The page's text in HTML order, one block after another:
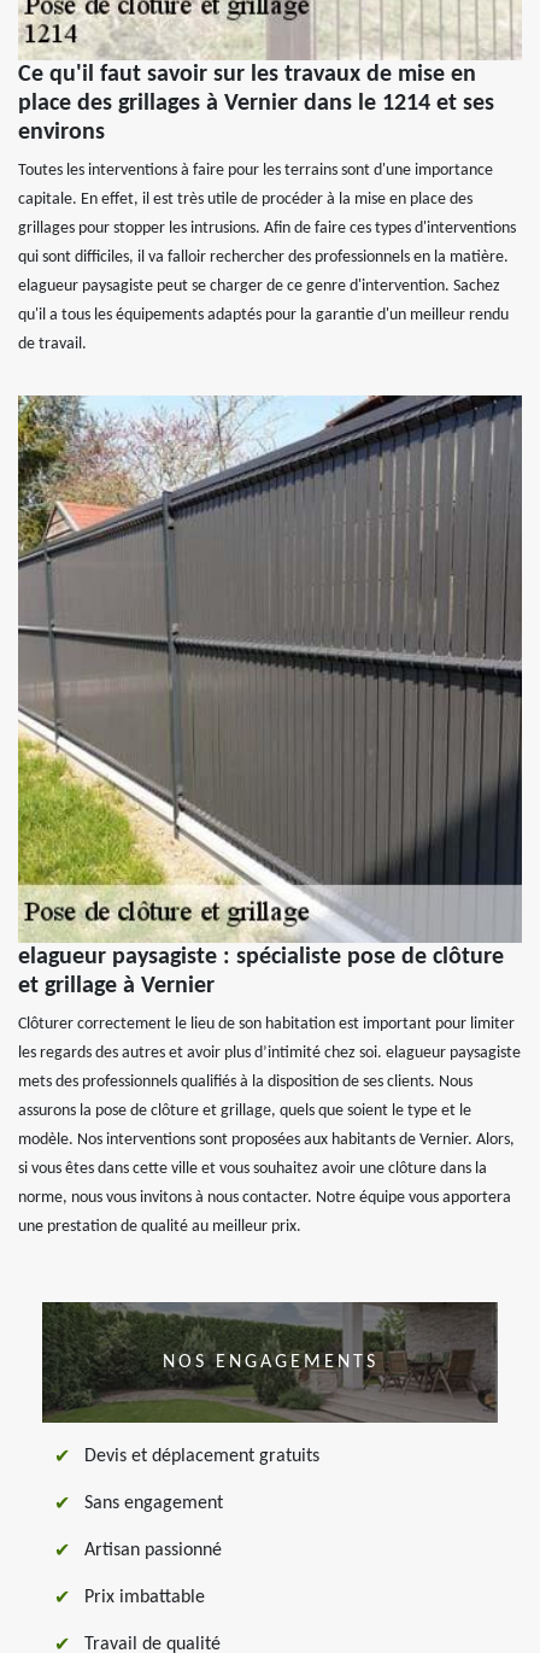
Ce qu'il faut savoir sur les travaux de mise en
place des grillages à Vernier dans le 1214 et ses
environs
Toutes les interventions à faire pour les terrains sont d'une importance
capitale. En effet, il est très utile de procéder à la mise en place des
grillages pour stopper les intrusions. Afin de faire ces types d'interventions
qui sont difficiles, il va falloir rechercher des professionnels en la matière.
elagueur paysagiste peut se charger de ce genre d'intervention. Sachez
qu'il a tous les équipements adaptés pour la garantie d'un meilleur rendu
de travail.
elagueur paysagiste : spécialiste pose de clôture
et grillage à Vernier
Clôturer correctement le lieu de son habitation est important pour limiter
les regards des autres et avoir plus d’intimité chez soi. elagueur paysagiste
mets des professionnels qualifiés à la disposition de ses clients. Nous
assurons la pose de clôture et grillage, quels que soient le type et le
modèle. Nos interventions sont proposées aux habitants de Vernier. Alors,
si vous êtes dans cette ville et vous souhaitez avoir une clôture dans la
norme, nous vous invitons à nous contacter. Notre équipe vous apportera
une prestation de qualité au meilleur prix.
NOS ENGAGEMENTS
Devis et déplacement gratuits
Sans engagement
Artisan passionné
Prix imbattable
Travail de qualité